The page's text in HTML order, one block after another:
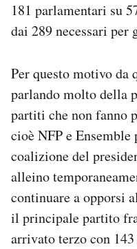
181 parlamentari su
dai 289 necessari per
Per questo motivo da
parlando molto della
partiti che non fanno
cioè NFP e
coalizione del
alleino
continuare a opporsi
il principale partito
arrivato terzo con